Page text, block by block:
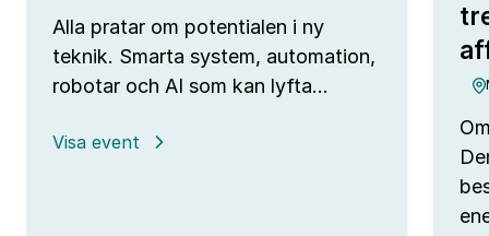
Alla pratar om potentialen i ny
teknik. Smarta system, automation,
robotar och AI som kan lyfta…
Visa event
: